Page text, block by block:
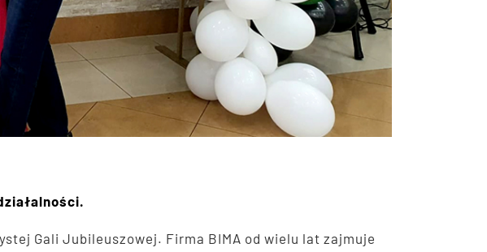
Gali Jubileuszowej. Firma BIMA od wielu lat zajmuje